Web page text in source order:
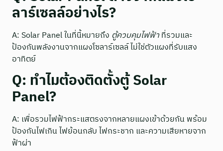
ลาร์เซลล์อย่างไร?
A: Solar Panel ในที่นี้หมายถึง ตู้ควบคุมไฟฟ้าที่รวมและ
ป้องกันพลังงานจากแผงโซลาร์เซลล์ ไม่ใช่ตัวแผงที่รับแสง
อาทิตย์
Q: ทำไมต้องติดตั้งตู้ Solar
Panel?
A: เพื่อรวมไฟฟ้ากระแสตรงจากหลายแผงเข้าด้วยกัน พร้อม
ป้องกันไฟเกิน ไฟย้อนกลับ ไฟกระชาก และความเสียหายจาก
ฟ้าผ่า